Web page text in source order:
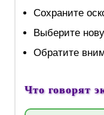
Сохраните
Выберите
Обратите
Что говорят